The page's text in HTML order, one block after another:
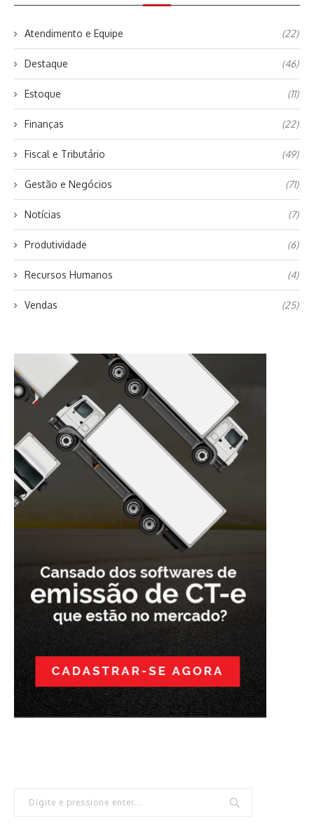
Atendimento e Equipe (22)
Destaque (46)
Estoque (11)
Finanças (22)
Fiscal e Tributário (49)
Gestão e Negócios (71)
Notícias (7)
Produtividade (6)
Recursos Humanos (4)
Vendas (25)